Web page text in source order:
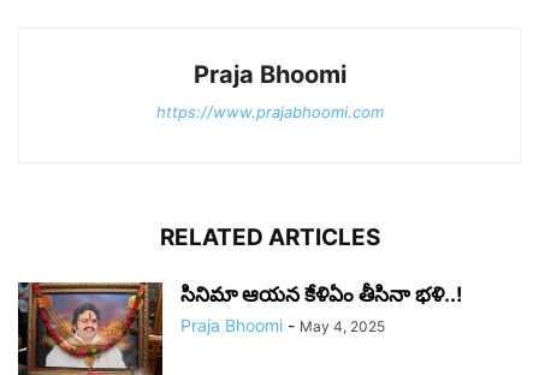
Praja Bhoomi
https://www.prajabhoomi.com
RELATED ARTICLES
సినిమా ఆయన కేళిఏం తీసినా భళి..!
Praja Bhoomi - May 4, 2025